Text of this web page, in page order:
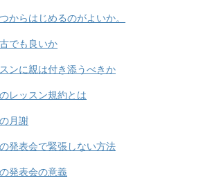
からはじめるのがよいか。
でも良いか
ンに親は付き添うべきか
レッスン規約とは
月謝
発表会で緊張しない方法
発表会の意義